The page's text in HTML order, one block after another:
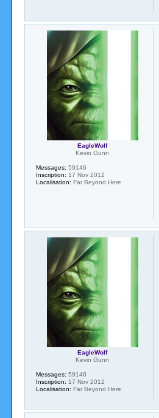
EagleWolf
Kevin Gunn
Messages: 59146
Inscription: 17 Nov 2012
Localisation: Far Beyond Here
EagleWolf
Kevin Gunn
Messages: 59146
Inscription: 17 Nov 2012
Localisation: Far Beyond Here